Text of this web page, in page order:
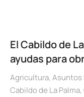
El Cabildo de
ayudas para
Agricultura,
Cabildo de La Palma,